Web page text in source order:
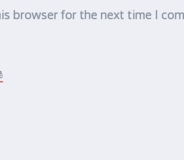
browser for the next time I